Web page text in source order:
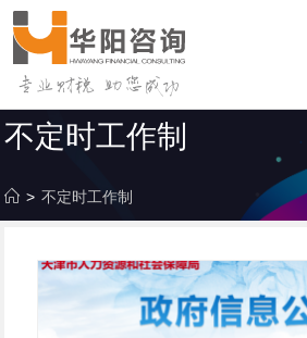
跳
转
至
容不定时工作制
> 不定时工作制